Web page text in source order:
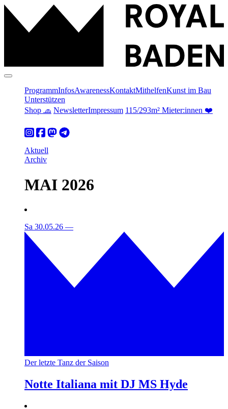
ProgrammInfosAwarenessKontaktMithelfenKunst im Bau
Unterstützen
Shop 🧢 NewsletterImpressum 115/293m² Mieter:innen ❤️
Aktuell
Archiv
MAI 2026
Sa 30.05.26 —
Der letzte Tanz der Saison
Notte Italiana mit DJ MS Hyde